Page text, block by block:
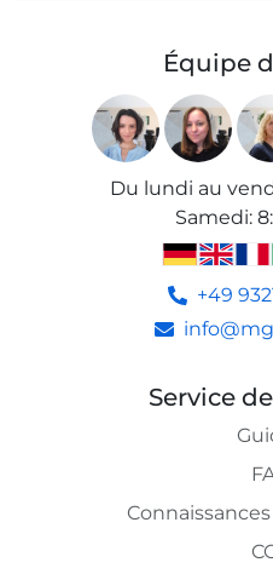
Équipe
Du lundi au
Samedi:
+49
Service